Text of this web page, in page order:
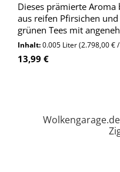
Dieses prämierte
aus reifen Pfirsichen
grünen Tees mit
Frische in perfektem
Inhalt:0.005 Liter(2.798,00 €
Regulärer Preis:
13,99 €